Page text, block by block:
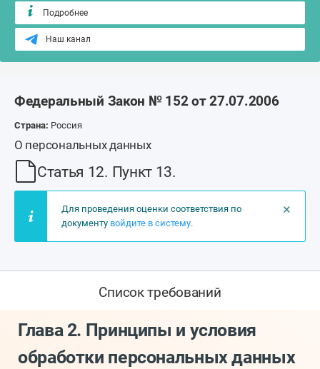
Подробнее
Наш канал
Федеральный Закон № 152 от 27.07.2006
Страна: Россия
О персональных данных
Статья 12. Пункт 13.
×
Для проведения оценки соответствия по
документу войдите в систему.
Список требований
Глава 2. Принципы и условия
обработки персональных данных